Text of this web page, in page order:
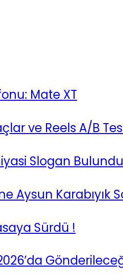
Mate XT
ve Reels A/B
Slogan Bulundu
Aysun Karabıyık
Sürdü !